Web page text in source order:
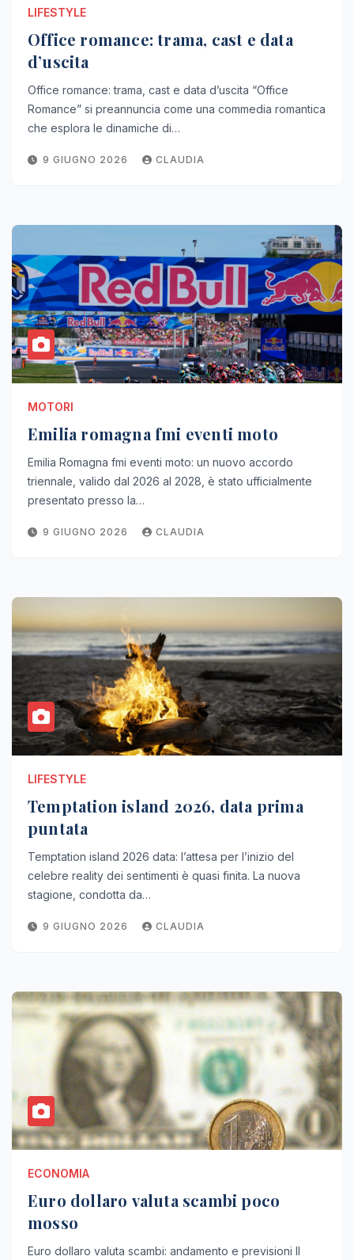
LIFESTYLE
Office romance: trama, cast e data
d’uscita
Office romance: trama, cast e data d’uscita “Office
Romance” si preannuncia come una commedia romantica
che esplora le dinamiche di…
9 GIUGNO 2026 CLAUDIA
MOTORI
Emilia romagna fmi eventi moto
Emilia Romagna fmi eventi moto: un nuovo accordo
triennale, valido dal 2026 al 2028, è stato ufficialmente
presentato presso la…
9 GIUGNO 2026 CLAUDIA
LIFESTYLE
Temptation island 2026, data prima
puntata
Temptation island 2026 data: l’attesa per l’inizio del
celebre reality dei sentimenti è quasi finita. La nuova
stagione, condotta da…
9 GIUGNO 2026 CLAUDIA
ECONOMIA
Euro dollaro valuta scambi poco
mosso
Euro dollaro valuta scambi: andamento e previsioni Il